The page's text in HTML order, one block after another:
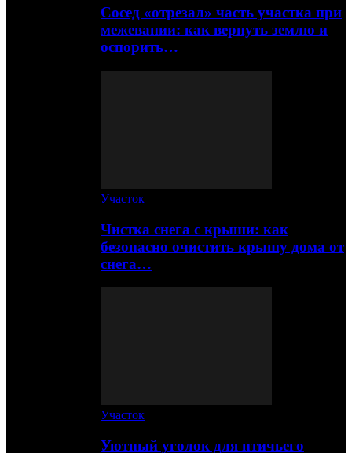
Сосед «отрезал» часть участка при
межевании: как вернуть землю и
оспорить…
Участок
Чистка снега с крыши: как
безопасно очистить крышу дома от
снега…
Участок
Уютный уголок для птичьего